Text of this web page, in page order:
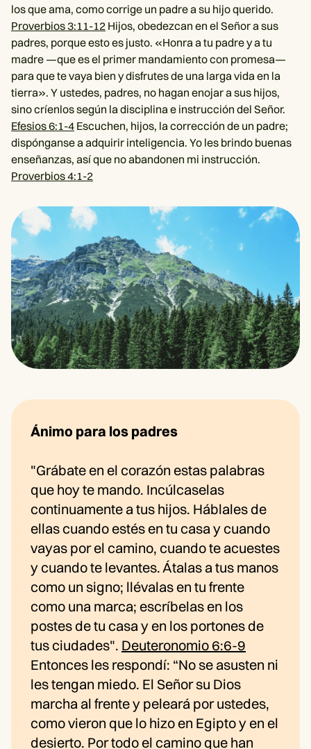
los que ama, como corrige un padre a su hijo querido.
Proverbios 3:11-12 Hijos, obedezcan en el Señor a sus
padres, porque esto es justo. «Honra a tu padre y a tu
madre —que es el primer mandamiento con promesa—
para que te vaya bien y disfrutes de una larga vida en la
tierra». Y ustedes, padres, no hagan enojar a sus hijos,
sino críenlos según la disciplina e instrucción del Señor.
Efesios 6:1-4 Escuchen, hijos, la corrección de un padre;
dispónganse a adquirir inteligencia. Yo les brindo buenas
enseñanzas, así que no abandonen mi instrucción.
Proverbios 4:1-2
Ánimo para los padres
"Grábate en el corazón estas palabras
que hoy te mando. Incúlcaselas
continuamente a tus hijos. Háblales de
ellas cuando estés en tu casa y cuando
vayas por el camino, cuando te acuestes
y cuando te levantes. Átalas a tus manos
como un signo; llévalas en tu frente
como una marca; escríbelas en los
postes de tu casa y en los portones de
tus ciudades". Deuteronomio 6:6-9
Entonces les respondí: “No se asusten ni
les tengan miedo. El Señor su Dios
marcha al frente y peleará por ustedes,
como vieron que lo hizo en Egipto y en el
desierto. Por todo el camino que han